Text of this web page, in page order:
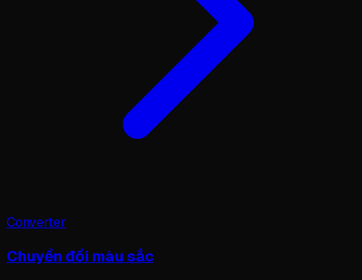
Converter
Chuyển đổi màu sắc